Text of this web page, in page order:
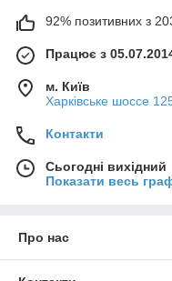
92% позитивних з 203
Працює з
м. Київ
Харківське шоссе
Контакти
Сьогодні вихідний
Показати весь
Про нас